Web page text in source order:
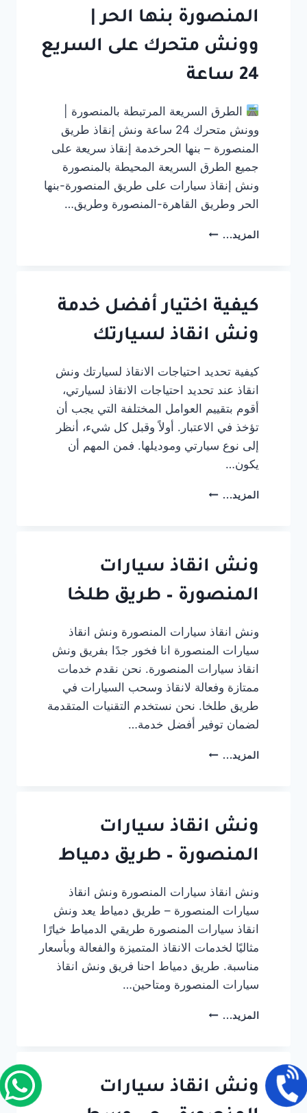
المنصورة بنها الحر |
وونش متحرك على السريع
24 ساعة
الطرق السريعة المرتبطة بالمنصورة |
وونش متحرك 24 ساعة ونش إنقاذ طريق
المنصورة – بنها الحرخدمة إنقاذ سريعة على
جميع الطرق السريعة المحيطة بالمنصورة
ونش إنقاذ سيارات على طريق المنصورة-بنها
الحر وطريق القاهرة-المنصورة وطريق…
المزيد... ونش
الحر
|
وونش
متحرك
السريع
24
ساعة
كيفية اختيار أفضل خدمة
ونش انقاذ لسيارتك
كيفية تحديد احتياجات الانقاذ لسيارتك ونش
انقاذ عند تحديد احتياجات الانقاذ لسيارتي،
أقوم بتقييم العوامل المختلفة التي يجب أن
تؤخذ في الاعتبار. أولاً وقبل كل شيء، أنظر
إلى نوع سيارتي وموديلها. فمن المهم أن
يكون…
المزيد... كيفية
انقاذ
لسيارتك
ونش انقاذ سيارات
المنصورة – طريق طلخا
ونش انقاذ سيارات المنصورة ونش انقاذ
سيارات المنصورة انا فخور جدًا بفريق ونش
انقاذ سيارات المنصورة. نحن نقدم خدمات
ممتازة وفعالة لانقاذ وسحب السيارات في
طريق طلخا. نحن نستخدم التقنيات المتقدمة
لضمان توفير أفضل خدمة…
المزيد... ونش
طريق
طلخا
ونش انقاذ سيارات
المنصورة – طريق دمياط
ونش انقاذ سيارات المنصورة ونش انقاذ
سيارات المنصورة – طريق دمياط يعد ونش
انقاذ سيارات المنصورة طريقي الدمياط خيارًا
مثاليًا لخدمات الانقاذ المتميزة والفعالة وبأسعار
مناسبة. طريق دمياط احنا فريق ونش انقاذ
سيارات المنصورة ومتاحين…
المزيد... ونش
طريق
دمياط
ونش انقاذ سيارات